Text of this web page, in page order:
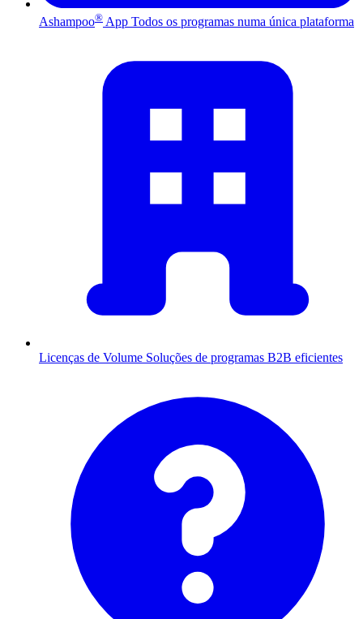
Ashampoo® App Todos os programas numa única plataforma
Licenças de Volume Soluções de programas B2B eficientes